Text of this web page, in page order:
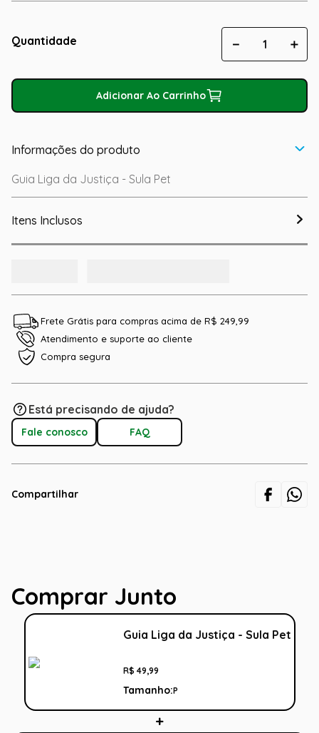
Quantidade ＋
－
Adicionar Ao Carrinho
Informações do produto
Guia Liga da Justiça - Sula Pet
Itens Inclusos
Frete Grátis para compras acima de R$ 249,99
Atendimento e suporte ao cliente
Compra segura
Está precisando de ajuda?
Fale conosco FAQ
Compartilhar
Comprar Junto
Guia Liga da Justiça - Sula Pet
R$ 49,99
Tamanho:P